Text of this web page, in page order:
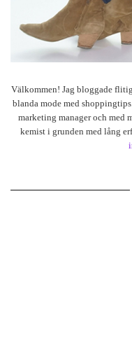
Välkommen! Jag bloggade
blanda mode med
marketing manager och med
kemist i grunden med lång